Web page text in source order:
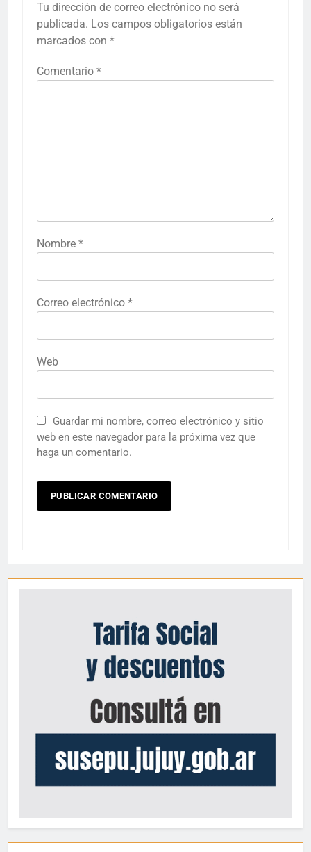
Tu dirección de correo electrónico no será
publicada. Los campos obligatorios están
marcados con *
Comentario *
Nombre *
Correo electrónico *
Web
Guardar mi nombre, correo electrónico y sitio
web en este navegador para la próxima vez que
haga un comentario.